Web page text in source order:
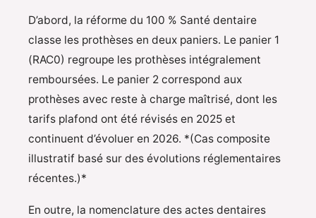
D’abord, la réforme du 100 % Santé dentaire
classe les prothèses en deux paniers. Le panier 1
(RAC0) regroupe les prothèses intégralement
remboursées. Le panier 2 correspond aux
prothèses avec reste à charge maîtrisé, dont les
tarifs plafond ont été révisés en 2025 et
continuent d’évoluer en 2026. *(Cas composite
illustratif basé sur des évolutions réglementaires
récentes.)*
En outre, la nomenclature des actes dentaires